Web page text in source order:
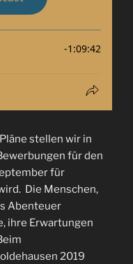
stellen wir in
für den
für
Die Menschen,
Abenteuer
ihre Erwartungen
2019